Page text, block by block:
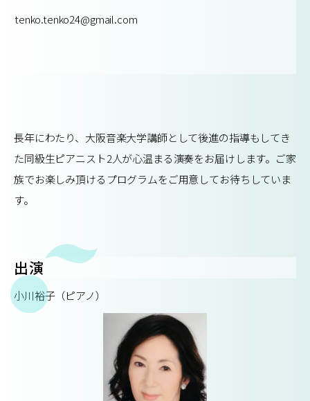
tenko.tenko24@gmail.com
長年にわたり、大阪音楽大学講師として後進の指導もしてき
た同級生ピアニスト2人が心温まる演奏をお届けします。ご家
族でお楽しみ頂けるプログラムをご用意してお待ちしていま
す。
出演
小川裕子（ピアノ）